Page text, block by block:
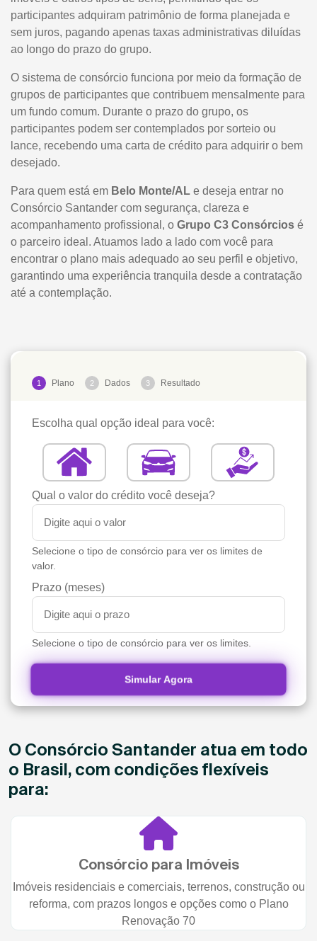
participantes adquiram patrimônio de forma planejada e
sem juros, pagando apenas taxas administrativas diluídas
ao longo do prazo do grupo.
O sistema de consórcio funciona por meio da formação de
grupos de participantes que contribuem mensalmente para
um fundo comum. Durante o prazo do grupo, os
participantes podem ser contemplados por sorteio ou
lance, recebendo uma carta de crédito para adquirir o bem
desejado.
Para quem está em Belo Monte/AL e deseja entrar no
Consórcio Santander com segurança, clareza e
acompanhamento profissional, o Grupo C3 Consórcios é
o parceiro ideal. Atuamos lado a lado com você para
encontrar o plano mais adequado ao seu perfil e objetivo,
garantindo uma experiência tranquila desde a contratação
até a contemplação.
1 Plano 2 Dados 3 Resultado
Escolha qual opção ideal para você:
Qual o valor do crédito você deseja?
Selecione o tipo de consórcio para ver os limites de
valor.
Prazo (meses)
Selecione o tipo de consórcio para ver os limites.
Simular Agora
O Consórcio Santander atua em todo
o Brasil, com condições flexíveis
para:
Consórcio para Imóveis
Imóveis residenciais e comerciais, terrenos, construção ou
reforma, com prazos longos e opções como o Plano
Renovação 70